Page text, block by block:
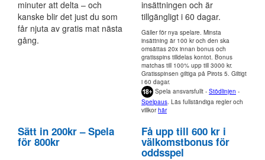
minuter att delta – och
kanske blir det just du som
får njuta av gratis mat nästa
gång.
insättningen och är
tillgängligt i 60 dagar.
Gäller för nya spelare. Minsta
insättning är 100 kr och den ska
omsättas 20x innan bonus och
gratisspins tilldelas kontot. Bonus
matchas till 100% upp till 3000 kr.
Gratisspinsen giltiga på Pirots 5. Giltigt
i 60 dagar.
Spela ansvarsfullt - Stödlinjen -
Spelpaus. Läs fullständiga regler och
villkorhär
Sätt in 200kr – Spela
för 800kr
Få upp till 600 kr i
välkomstbonus för
oddsspel